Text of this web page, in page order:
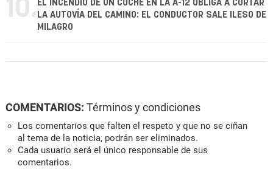
10. EL INCENDIO DE UN COCHE EN LA A-12 OBLIGA A CORTAR
LA AUTOVÍA DEL CAMINO: EL CONDUCTOR SALE ILESO DE
MILAGRO
COMENTARIOS: Términos y condiciones
Los comentarios que falten el respeto y que no se ciñan
al tema de la noticia, podrán ser eliminados.
Cada usuario será el único responsable de sus
comentarios.